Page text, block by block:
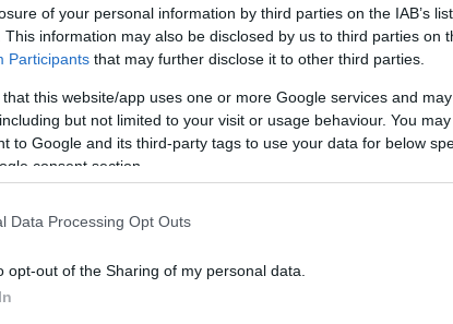
of your personal information by third parties on the IAB’s
This information may also be disclosed by us to third parties on
Participants that may further disclose it to other third parties.
that this website/app uses one or more Google services and
but not limited to your visit or usage behaviour. You
to Google and its third-party tags to use your data for below
consent section.
Data Processing Opt Outs
opt-out of the Sharing of my personal data.